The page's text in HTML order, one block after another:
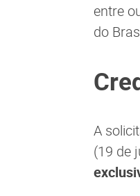
entre
do
A
(19 de